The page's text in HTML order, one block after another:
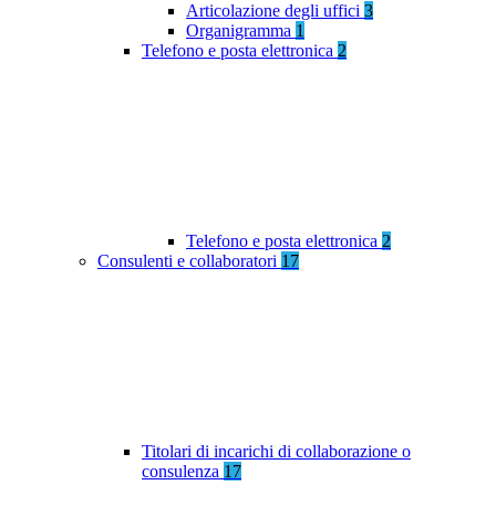
Articolazione degli uffici 3
Organigramma 1
Telefono e posta elettronica 2
Telefono e posta elettronica 2
Consulenti e collaboratori 17
Titolari di incarichi di collaborazione o
consulenza 17